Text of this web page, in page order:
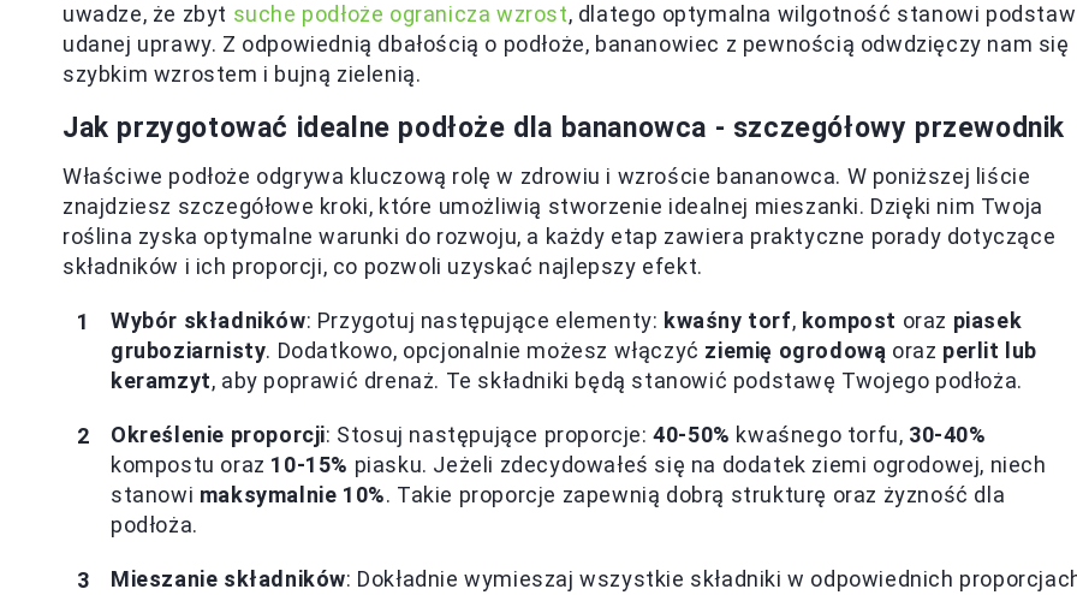
uwadze, że zbyt suche podłoże ogranicza wzrost, dlatego optymalna wilgotność stanowi
udanej uprawy. Z odpowiednią dbałością o podłoże, bananowiec z pewnością odwdzięczy nam się
szybkim wzrostem i bujną zielenią.
Jak przygotować idealne podłoże dla bananowca - szczegółowy przewodnik
Właściwe podłoże odgrywa kluczową rolę w zdrowiu i wzroście bananowca. W poniższej liście
znajdziesz szczegółowe kroki, które umożliwią stworzenie idealnej mieszanki. Dzięki nim Twoja
roślina zyska optymalne warunki do rozwoju, a każdy etap zawiera praktyczne porady dotyczące
składników i ich proporcji, co pozwoli uzyskać najlepszy efekt.
Wybór składników: Przygotuj następujące elementy: kwaśny torf, kompost oraz piasek
gruboziarnisty. Dodatkowo, opcjonalnie możesz włączyć ziemię ogrodową oraz perlit lub
keramzyt, aby poprawić drenaż. Te składniki będą stanowić podstawę Twojego podłoża.
Określenie proporcji: Stosuj następujące proporcje:40-50% kwaśnego torfu, 30-40%
kompostu oraz 10-15% piasku. Jeżeli zdecydowałeś się na dodatek ziemi ogrodowej, niech
stanowi maksymalnie 10%. Takie proporcje zapewnią dobrą strukturę oraz żyzność dla
podłoża.
Mieszanie składników: Dokładnie wymieszaj wszystkie składniki w odpowiednich